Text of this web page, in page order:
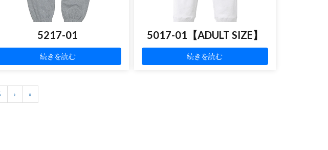
5217-01
続きを読む
5017-01【ADULT SIZE】
続きを読む
› »